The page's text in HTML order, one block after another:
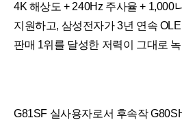
4K 해상도 + 240Hz 주사율 + 1,000
지원하고, 삼성전자가 3년 연속
판매 1위를 달성한 저력이 그대로
G81SF 실사용자로서 후속작